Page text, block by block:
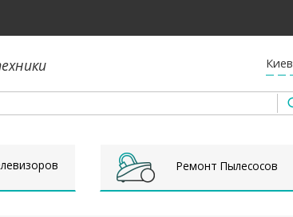
Киев
Ремонт Пылесосов